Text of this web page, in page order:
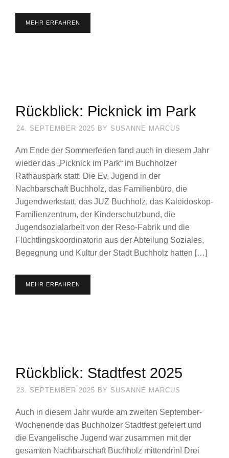
MEHR ERFAHREN
Rückblick: Picknick im Park
24. SEPTEMBER 2025 BY SUSANNE MARCUS
Am Ende der Sommerferien fand auch in diesem Jahr
wieder das „Picknick im Park“ im Buchholzer
Rathauspark statt. Die Ev. Jugend in der
Nachbarschaft Buchholz, das Familienbüro, die
Jugendwerkstatt, das JUZ Buchholz, das Kaleidoskop-
Familienzentrum, der Kinderschutzbund, die
Jugendsozialarbeit von der Reso-Fabrik und die
Flüchtlingskoordinatorin aus der Abteilung Soziales,
Begegnung und Kultur der Stadt Buchholz hatten […]
MEHR ERFAHREN
Rückblick: Stadtfest 2025
23. SEPTEMBER 2025 BY SUSANNE MARCUS
Auch in diesem Jahr wurde am zweiten September-
Wochenende das Buchholzer Stadtfest gefeiert und
die Evangelische Jugend war zusammen mit der
gesamten Nachbarschaft Buchholz mittendrin! Drei